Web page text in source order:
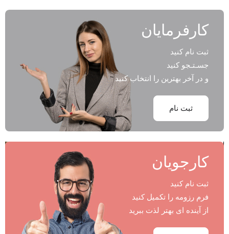
کارفرمایان
ثبت نام کنید
جسـتـجو کنید
و در آخر بهترین را انتخاب کنید
ثبت نام
کارجویان
ثبت نام کنید
فرم رزومه را تکمیل کنید
از آینده ای بهتر لذت ببرید